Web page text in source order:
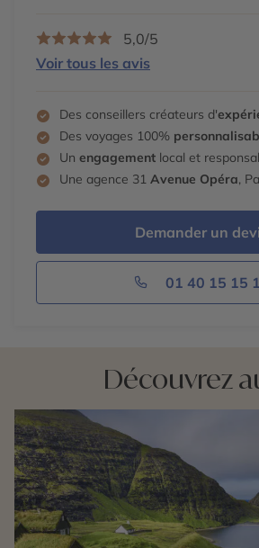
5,0/5
Voir tous les avis
Des conseillers créateurs d'
Des voyages 100%
Un engagement local et
Une agence 31 Avenue Opéra,
Demander un
01 40 15 15
Découvrez